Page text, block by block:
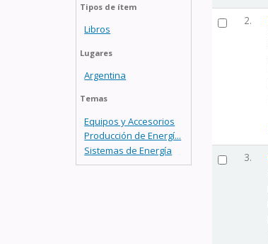
Tipos de ítem
Libros
Lugares
Argentina
Temas
Equipos y Accesorios
Producción de Energí...
Sistemas de Energía
2.
3.